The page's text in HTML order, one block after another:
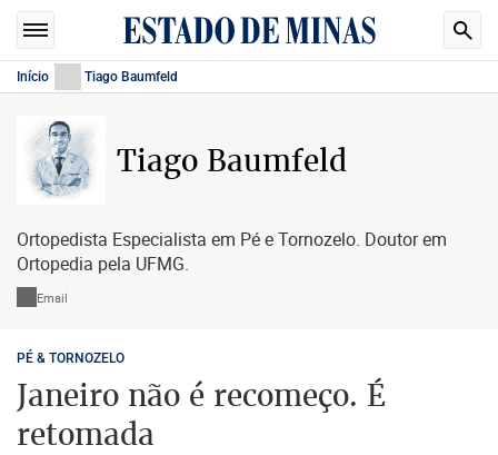
Início Tiago Baumfeld
Tiago Baumfeld
Ortopedista Especialista em Pé e Tornozelo. Doutor em
Ortopedia pela UFMG.
Email
PÉ & TORNOZELO
Janeiro não é recomeço. É
retomada